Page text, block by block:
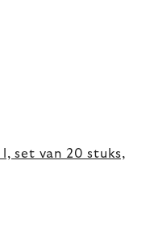
l, set van 20 stuks,